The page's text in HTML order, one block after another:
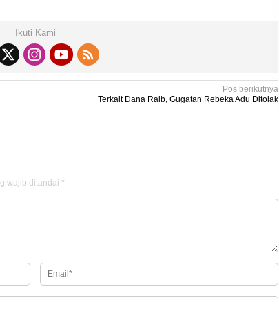
Ikuti Kami
Pos berikutnya
Terkait Dana Raib, Gugatan Rebeka Adu Ditolak
wajib ditandai *